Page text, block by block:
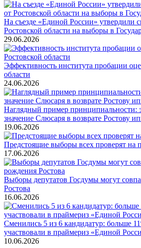
На съезде «Единой России» утвердили
Ростовской области на выборы в
29.06.2026
Эффективность института пробации
области
24.06.2026
Наглядный пример принципиальности:
значение Слюсаря в возврате Ростову
19.06.2026
Предстоящие выборы всех проверят на
17.06.2026
Выборы депутатов Госдумы могут
Ростова
16.06.2026
Сменились 5 из 6 кандидатур: больше
участвовали в праймериз «Единой
10.06.2026